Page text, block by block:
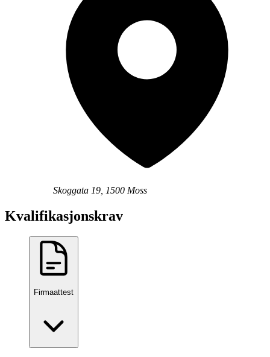
Skoggata 19, 1500 Moss
Kvalifikasjonskrav
Firmaattest